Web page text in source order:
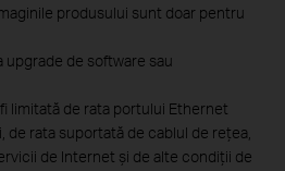
produsului sunt doar pentru
de software sau
limitată de rata portului Ethernet
de rata suportată de cablul de rețea,
de Internet și de alte condiții de